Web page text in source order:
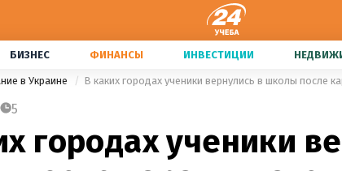
БИЗНЕС ФИНАНСЫ ИНВЕСТИЦИИ
в Украине В каких городах ученики вернулись в школы после
5
городах ученики